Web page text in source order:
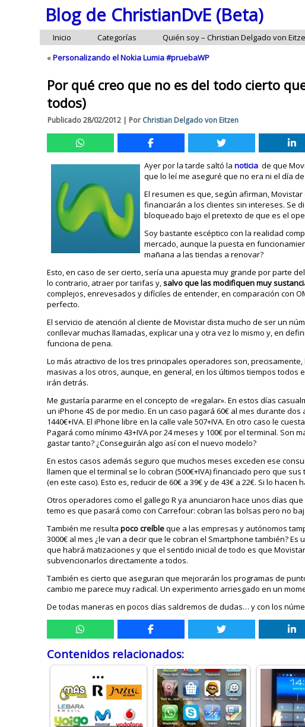
Blog de ChristianDvE (Beta)
Inicio Categorías Quién soy – Christian Delgado von
«Personalizando el Nokia Lumia #pruebaWP
Por qué creo que no es del todo cierto
todos)
Publicado28/02/2012 | Por Christian Delgado von Eitzen
Ayer por la tarde saltó lanoticia de que
que lo leí me aseguré que no era ni el día
El resumen es que, según afirman,
financiarán a los clientes sin intereses. Se
bloqueado bajo el pretexto de que es el
Soy bastante escéptico con la realidad
mercado, aunque la puesta en
mañana a las tiendas a renovar?
Esto, en caso de ser cierto, sería una apuesta muy grande por parte
lo contrario, atraer por tarifas y,salvo que las modifiquen muy
complejos, enrevesados y difíciles de entender, en comparación con
perfecto.
El servicio de atención al cliente de Movistar dista mucho de ser un
conllevar muchas llamadas, explicar una y otra vez lo mismo y, en
funciona de pena.
Lo más atractivo de los tres principales operadores son,
masivas a los otros, aunque, en general, en los últimos tiempos
irán detrás.
Me gustaría pararme en el concepto de «regalar». En estos días
un iPhone 4S de por medio. En un caso pagará 60€ al mes durante
1440€+IVA. El iPhone libre en la calle vale 507+IVA. En otro caso le
Pagará como mínimo 43+IVA por 24 meses y 100€ por el terminal. Son
gastar tanto? ¿Conseguirán algo así con el nuevo modelo?
En estos casos además seguro que muchos meses exceden ese
llamen que el terminal se lo cobran (500€+IVA) financiado pero que
(en este caso). Esto es, reducir de 60€ a 39€ y de 43€ a 22€. Si lo
Otros operadores como el gallego R ya anunciaron hace unos días
temo es que pasará como con Carrefour: cobran las bolsas pero no
También me resultapoco creíbleque a las empresas y autónomos
3000€ al mes ¿le van a decir que le cobran el Smartphone también?
que habrá matizaciones y que el sentido inicial de todo es que
subvencionarlos directamente a todos.
También es cierto que aseguran que mejorarán los programas de
cambio me parece muy radical. Un experimento arriesgado en un
De todas maneras en pocos días saldremos de dudas… y con los
Contenidos relacionados: